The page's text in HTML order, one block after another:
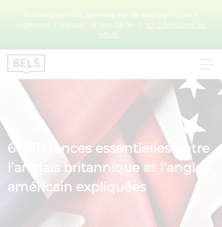
Économisez 60 €/semaine sur les package cours +
logement. | Voyage : A1 nov–28 fév. | . 👉 Découvrez les
offres.
6 différences essentielles entre
l’anglais britannique et l’anglais
américain expliquées